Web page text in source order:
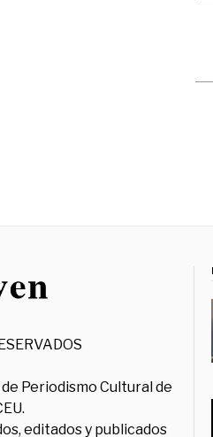
Periodismo Cultural de
editados y publicados